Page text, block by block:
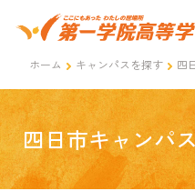
ホーム キャンパスを探す 四
四日市キャンパ